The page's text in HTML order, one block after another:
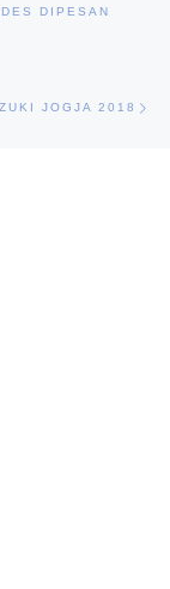
DIPESAN
JOGJA 2018